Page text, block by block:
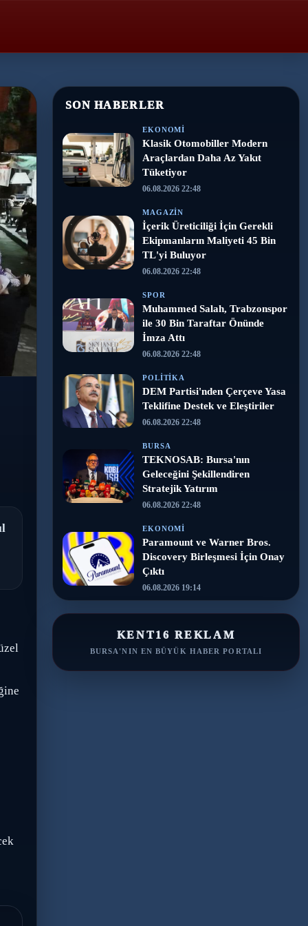
SON HABERLER
EKONOMI
Klasik Otomobiller Modern
Araçlardan Daha Az Yakıt
Tüketiyor
06.08.2026 22:48
MAGAZIN
İçerik Üreticiliği İçin Gerekli
Ekipmanların Maliyeti 45 Bin
TL'yi Buluyor
06.08.2026 22:48
SPOR
Muhammed Salah, Trabzonspor
ile 30 Bin Taraftar Önünde
İmza Attı
06.08.2026 22:48
POLITIKA
DEM Partisi'nden Çerçeve Yasa
Teklifine Destek ve Eleştiriler
06.08.2026 22:48
BURSA
TEKNOSAB: Bursa'nın
Geleceğini Şekillendiren
Stratejik Yatırım
06.08.2026 22:48
EKONOMI
Paramount ve Warner Bros.
Discovery Birleşmesi İçin Onay
Çıktı
06.08.2026 19:14
KENT16 REKLAM
BURSA'NIN EN BÜYÜK HABER PORTALI